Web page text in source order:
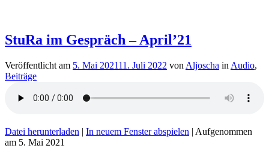
StuRa im Gespräch – April’21
Veröffentlicht am 5. Mai 202111. Juli 2022 von Aljoscha in Audio,
Beiträge
Datei herunterladen | In neuem Fenster abspielen | Aufgenommen
am 5. Mai 2021